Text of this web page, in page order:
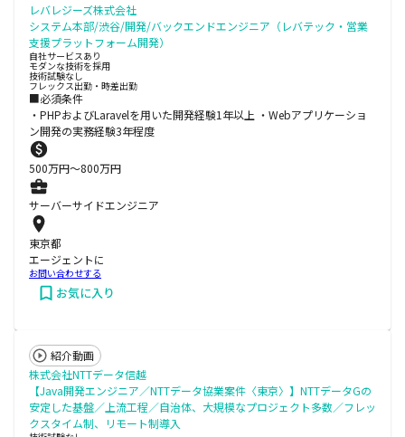
レバレジーズ株式会社
システム本部/渋谷/開発/バックエンドエンジニア（レバテック・営業
支援プラットフォーム開発）
自社サービスあり
モダンな技術を採用
技術試験なし
フレックス出勤・時差出勤
■必須条件
・PHPおよびLaravelを用いた開発経験1年以上 ・Webアプリケーショ
ン開発の実務経験3年程度
500万円〜800万円
サーバーサイドエンジニア
東京都
エージェントに
お問い合わせする
お気に入り
紹介動画
株式会社NTTデータ信越
【Java開発エンジニア／NTTデータ協業案件〈東京〉】NTTデータGの
安定した基盤／上流工程／自治体、大規模なプロジェクト多数／フレッ
クスタイム制、リモート制導入